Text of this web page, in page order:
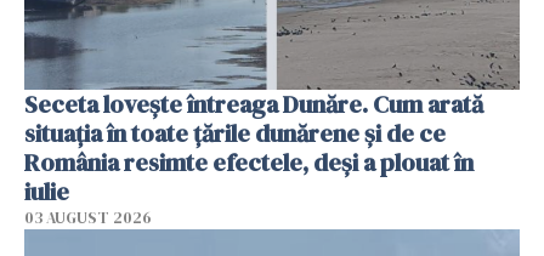
Seceta lovește întreaga Dunăre. Cum arată
situația în toate țările dunărene și de ce
România resimte efectele, deși a plouat în
iulie
03 AUGUST 2026